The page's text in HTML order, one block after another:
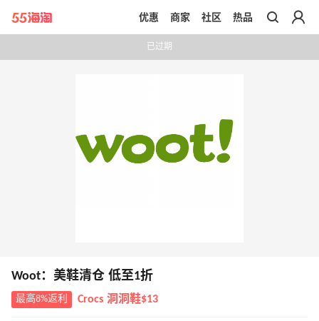
带你去官网买正品
优惠 商家 社区 热品
已过期
Woot：美鞋清仓 低至1折
最高8%返利 Crocs 洞洞鞋$13